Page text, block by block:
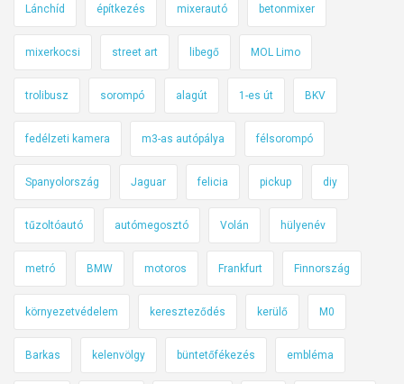
h
t
N
g
y
-
B
i
t
a
ó
s
l
k
t
r
k
u
Lánchíd építkezés mixerautó betonmixer
mixerkocsi street art libegő MOL Limo
trolibusz sorompó alagút 1-es út BKV
fedélzeti kamera m3-as autópálya félsorompó
Spanyolország Jaguar felicia pickup diy
tűzoltóautó autómegosztó Volán hülyenév
metró BMW motoros Frankfurt Finnország
környezetvédelem kereszteződés kerülő M0
Barkas kelenvölgy büntetőfékezés embléma